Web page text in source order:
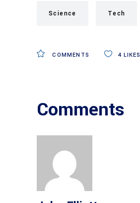
Science Tech
COMMENTS 4 LIKES
Comments